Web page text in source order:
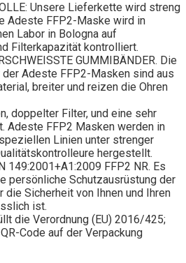
Unsere Lieferkette wird streng
Adeste FFP2-Maske wird in
Labor in Bologna auf
Filterkapazität kontrolliert.
GUMMIBÄNDER. Die
Adeste FFP2-Masken sind aus
breiter und reizen die Ohren
doppelter Filter, und eine sehr
Adeste FFP2 Masken werden in
Linien unter strenger
hergestellt.
149:2001+A1:2009 FFP2 NR. Es
persönliche Schutzausrüstung der
die Sicherheit von Ihnen und Ihren
ist.
die Verordnung (EU) 2016/425;
Code auf der Verpackung